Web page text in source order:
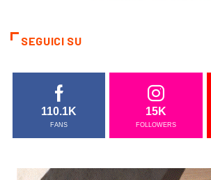
SEGUICI SU
110.1K
FANS
15K
FOLLOWERS